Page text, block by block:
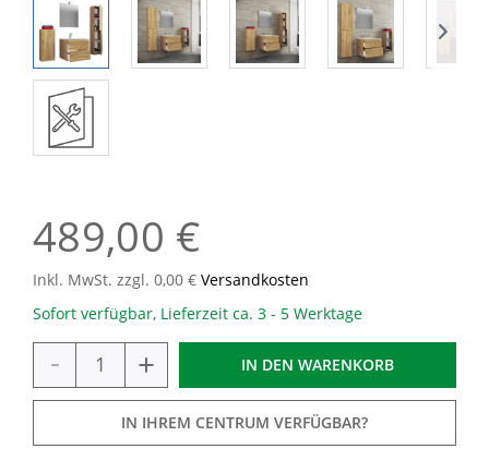
489,00 €
Inkl. MwSt. zzgl. 0,00 € Versandkosten
Sofort verfügbar, Lieferzeit ca. 3 - 5 Werktage
- + IN DEN WARENKORB
IN IHREM CENTRUM VERFÜGBAR?